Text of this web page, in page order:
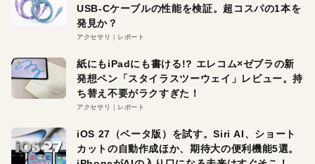
USB-Cケーブルの性能を検証。超コスパの1本を
発見か？
アクセサリ レポート
紙にもiPadにも書ける!? エレコム×ゼブラの新
発想ペン「スタイラスツーウェイ」レビュー。持
ち替え不要がラクすぎた！
アクセサリ レポート
iOS 27（ベータ版）を試す。Siri AI、ショート
カットの自動作成ほか、期待大の便利機能5選。